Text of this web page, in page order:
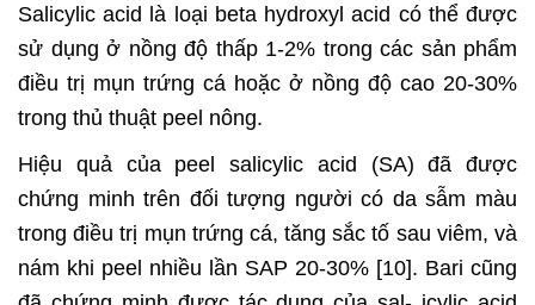
Salicylic acid là loại beta hydroxyl acid có thể được
sử dụng ở nồng độ thấp 1-2% trong các sản phẩm
điều trị mụn trứng cá hoặc ở nồng độ cao 20-30%
trong thủ thuật peel nông.
Hiệu quả của peel salicylic acid (SA) đã được
chứng minh trên đối tượng người có da sẫm màu
trong điều trị mụn trứng cá, tăng sắc tố sau viêm, và
nám khi peel nhiều lần SAP 20-30% [10]. Bari cũng